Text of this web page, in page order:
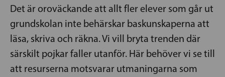
Det är oroväckande att allt fler elever som går ut
grundskolan inte behärskar baskunskaperna att
läsa, skriva och räkna. Vi vill bryta trenden där
särskilt pojkar faller utanför. Här behöver vi se till
att resurserna motsvarar utmaningarna som